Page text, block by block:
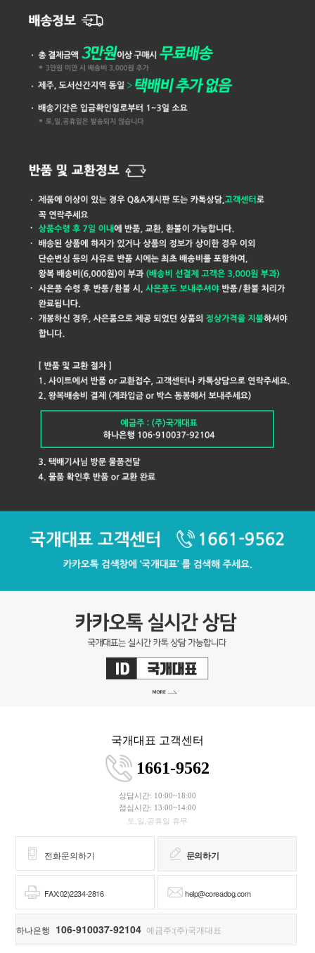
국개대표 고객센터
1661-9562
상담시간: 10:00~18:00
점심시간: 13:00~14:00
토,일,공휴일 휴무
전화문의하기 문의하기
FAX:02)2234-2816 help@coreadog.com
하나은행 106-910037-92104 예금주:(주)국개대표